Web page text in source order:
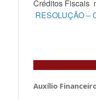
Créditos Fiscais
RESOLUÇÃO –
Auxílio Financeiro